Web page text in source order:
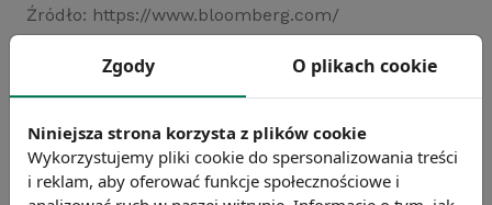
Źródło: https://www.bloomberg.com/
Chcesz wiedzieć więcej?
Zobacz więcej wiadomości
Zgody O plikach cookie
Niniejsza strona korzysta z plików cookie
Wykorzystujemy pliki cookie do spersonalizowania treści
i reklam, aby oferować funkcje społecznościowe i